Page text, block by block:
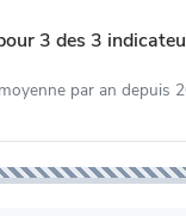
3 des 3
par an depuis